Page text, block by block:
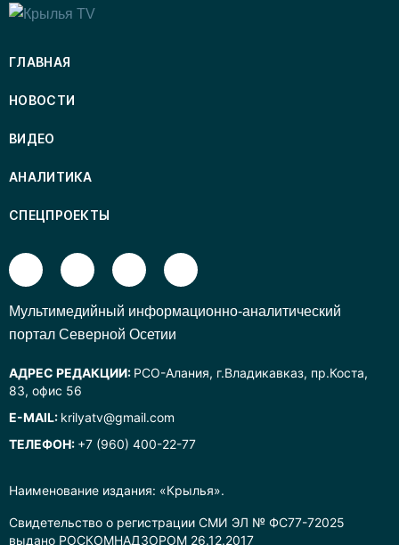
Наименование издания: «Крылья».
Свидетельство о регистрации СМИ ЭЛ № ФС77-72025
выдано РОСКОМНАДЗОРОМ 26.12.2017
ГЛАВНАЯ
НОВОСТИ
ВИДЕО
АНАЛИТИКА
СПЕЦПРОЕКТЫ
Mультимедийный информационно-аналитический
портал Северной Осетии
АДРЕС РЕДАКЦИИ: РСО-Алания, г.Владикавказ, пр.Коста,
83, офис 56
E-MAIL: krilyatv@gmail.com
ТЕЛЕФОН: +7 (960) 400-22-77